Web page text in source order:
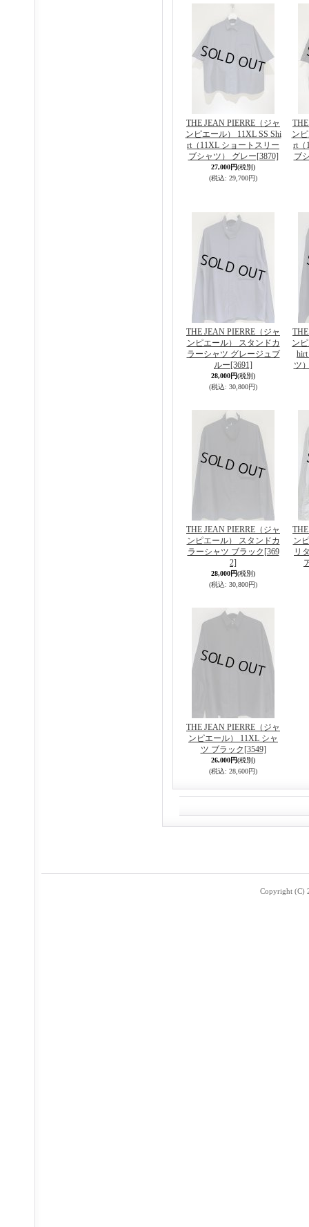
THE JEAN PIERRE（ジャ
ンピエール） 11XL SS Shi
rt（11XL ショートスリー
ブシャツ） グレー[3870]
27,000円(税別)
(税込: 29,700円)
ン
rt（
ブ
THE JEAN PIERRE（ジャ
ンピエール） スタンドカ
ラーシャツ グレージュブ
ルー[3691]
28,000円(税別)
(税込: 30,800円)
ン
ツ
THE JEAN PIERRE（ジャ
ンピエール） スタンドカ
ラーシャツ ブラック [369
2]
28,000円(税別)
(税込: 30,800円)
ン
リ
THE JEAN PIERRE（ジャ
ンピエール） 11XL シャ
ツ ブラック [3549]
26,000円(税別)
(税込: 28,600円)
Copyright (C)